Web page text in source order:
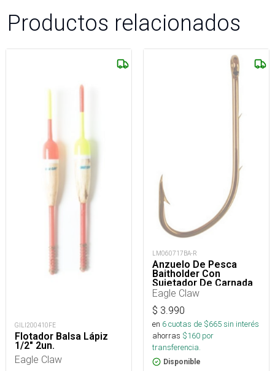
Productos relacionados
GILI200410FE
Flotador Balsa Lápiz
1/2" 2un.
Eagle Claw
LM060717BA-R
Anzuelo De Pesca
Baitholder Con
Sujetador De Carnada
Eagle Claw
$ 3.990
en 6cuotas de $665sin interés
ahorras $160 por
transferencia.
Disponible